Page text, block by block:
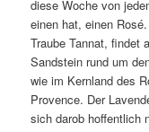
diese Woche von
einen hat, einen
Traube Tannat, findet
Sandstein rund um
wie im Kernland des
Provence. Der
sich darob hoffentlich